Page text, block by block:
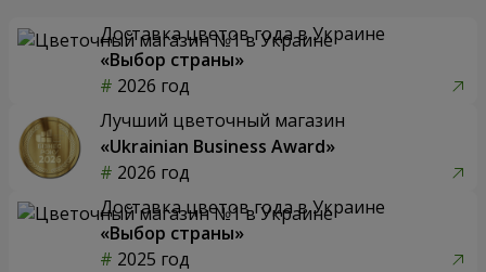
Доставка цветов года в Украине
«Выбор страны»
2026 год
Лучший цветочный магазин
«Ukrainian Business Award»
2026 год
Доставка цветов года в Украине
«Выбор страны»
2025 год